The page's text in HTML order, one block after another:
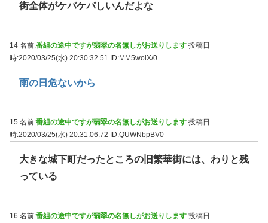
街全体がケバケバしいんだよな
14 名前:番組の途中ですが翡翠の名無しがお送りします 投稿日
時:2020/03/25(水) 20:30:32.51 ID:MM5woiX/0
雨の日危ないから
15 名前:番組の途中ですが翡翠の名無しがお送りします 投稿日
時:2020/03/25(水) 20:31:06.72
ID:QUWNbpBV0
大きな城下町だったところの旧繁華街には、わりと残
っている
16 名前:番組の途中ですが翡翠の名無しがお送りします 投稿日